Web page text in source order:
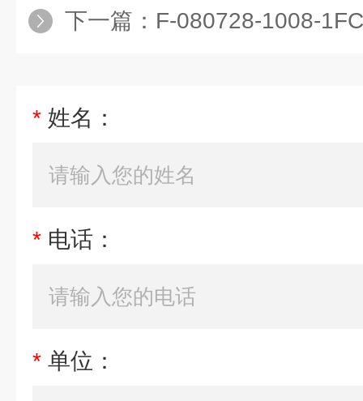
下一篇： F-080728-1008-
* 姓名：
* 电话：
* 单位：